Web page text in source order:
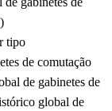
tipo
de comutação
de gabinetes de
global de